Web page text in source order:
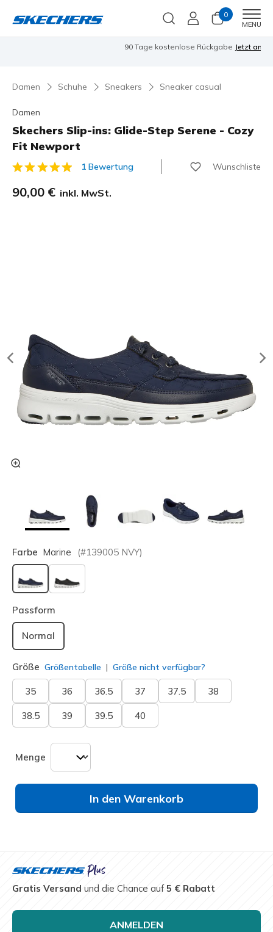
0
MENU
90 Tage kostenlose RückgabeJetzt anmelden
Damen Schuhe Sneakers Sneaker casual
Damen
Skechers Slip-ins: Glide-Step Serene - Cozy
Fit Newport
3,5 von 5 Kundenbewertungen
1 Bewertung Wunschliste
90,00 € inkl. MwSt.
Farbe Marine (#139005 NVY)
ausgewählt
Passform
Normal
Größe Größentabelle Größe nicht verfügbar?
35 36 36.5 37 37.5 38
38.5 39 39.5 40
Menge
In den Warenkorb
Gratis Versand und die Chance auf5 € Rabatt
ANMELDEN